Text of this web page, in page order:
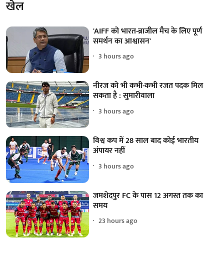
खेल
'AIFF को भारत-ब्राजील मैच के लिए पूर्ण
समर्थन का आश्वासन'
3 hours ago
नीरज को भी कभी-कभी रजत पदक मिल
सकता है : सुमारीवाला
3 hours ago
विश्व कप में 28 साल बाद कोई भारतीय
अंपायर नहीं
3 hours ago
जमशेदपुर FC के पास 12 अगस्त तक का
समय
23 hours ago